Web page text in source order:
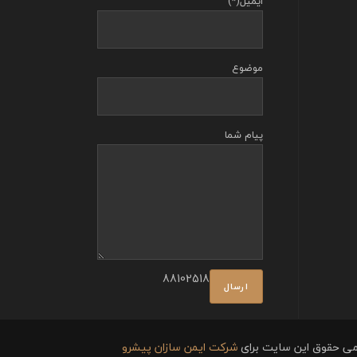
موضوع
پیام شما
88102518
حقوق این سایت برایشرکت ایمن سازان پیشرو